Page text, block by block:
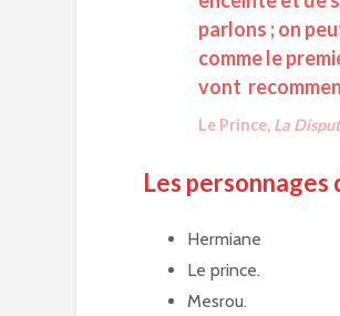
parlons ; on
comme le
vont
Le Prince, La
Les personnages
Hermiane
Le prince.
Mesrou.